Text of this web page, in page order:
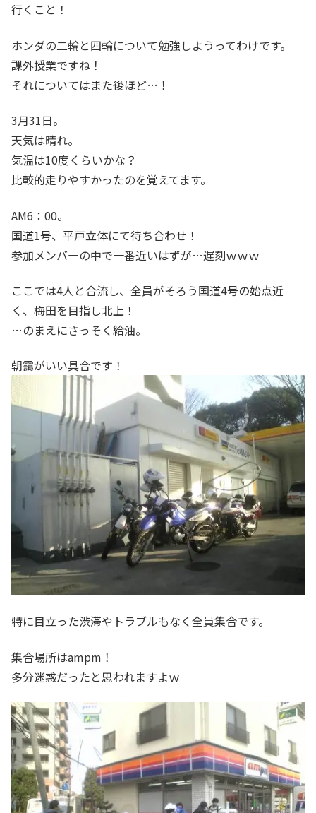
行くこと！
ホンダの二輪と四輪について勉強しようってわけです。
課外授業ですね！
それについてはまた後ほど…！
3月31日。
天気は晴れ。
気温は10度くらいかな？
比較的走りやすかったのを覚えてます。
AM6：00。
国道1号、平戸立体にて待ち合わせ！
参加メンバーの中で一番近いはずが…遅刻ｗｗｗ
ここでは4人と合流し、全員がそろう国道4号の始点近
く、梅田を目指し北上！
…のまえにさっそく給油。
朝靄がいい具合です！
特に目立った渋滞やトラブルもなく全員集合です。
集合場所はampm！
多分迷惑だったと思われますよｗ